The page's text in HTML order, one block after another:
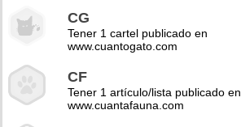
CG
Tener 1 cartel publicado en
www.cuantogato.com
CF
Tener 1 artículo/lista publicado en
www.cuantafauna.com